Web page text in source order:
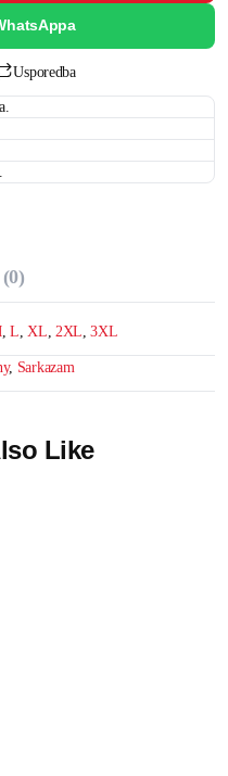
Usporedba
,L XL 2XL ,3XL
, Sarkazam
Like